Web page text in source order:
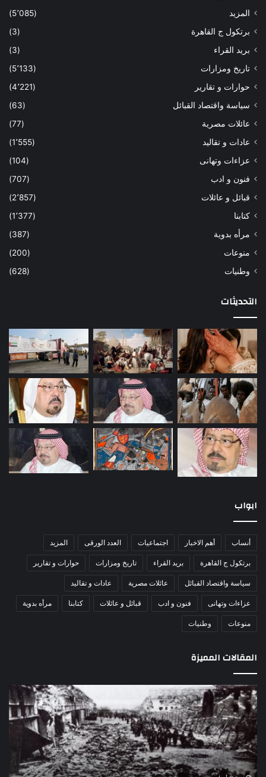
المزيد
(5٬085)
برتكول ج القاهرة
(3)
بريد القراء
(3)
تاريخ ومزارات
(5٬133)
حوارات و تقارير
(4٬221)
سياسة واقتصاد القبائل
(63)
عائلات مصرية
(77)
عادات و تقاليد
(1٬555)
عزاءات وتهانى
(104)
فنون و ادب
(707)
قبائل و عائلات
(2٬857)
كتابنا
(1٬377)
مرأه بدوية
(387)
منوعات
(200)
وطنيات
(628)
التحديثات
ابواب
أنساب أهم الاخبار اجتماعيات العدد الورقى المزيد
برتكول ج القاهرة بريد القراء تاريخ ومزارات حوارات و تقارير
سياسة واقتصاد القبائل عائلات مصرية عادات و تقاليد
عزاءات وتهانى فنون و ادب قبائل و عائلات كتابنا مرأه بدوية
منوعات وطنيات
المقالات المميزة
اللواء
دكتور
راضي
عبدالمعطي
يكتب:
30
يونيو